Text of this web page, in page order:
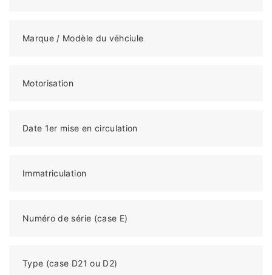
Marque / Modèle du véhciule
Motorisation
Date 1er mise en circulation
Immatriculation
Numéro de série (case E)
Type (case D21 ou D2)